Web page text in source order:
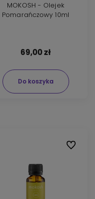
MOKOSH - Olejek
Pomarańczowy 10ml
69,00 zł
Do koszyka
Do